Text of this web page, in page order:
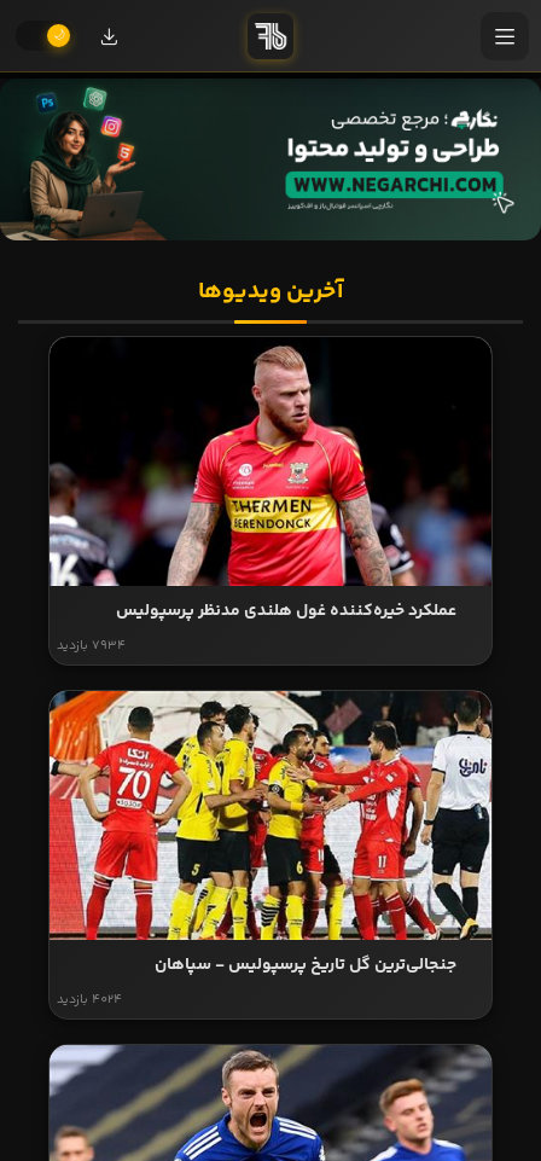
آخرین ویدیوها
عملکرد خیره‌کننده غول هلندی مدنظر پرسپولیس
7934 بازدید
جنجالی‌ترین گل تاریخ پرسپولیس - سپاهان
4024 بازدید